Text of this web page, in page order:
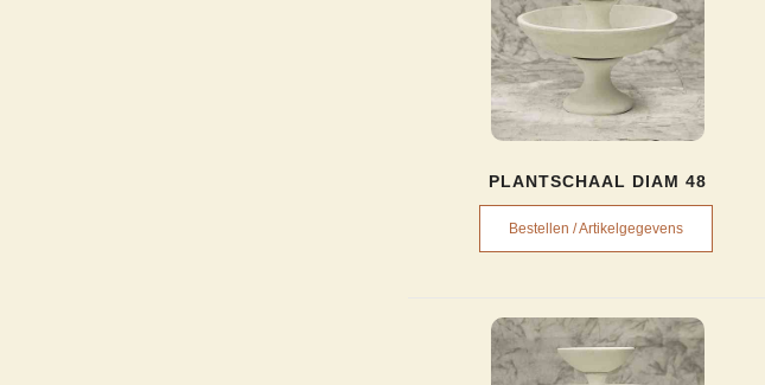
PLANTSCHAAL DIAM 48
Bestellen / Artikelgegevens